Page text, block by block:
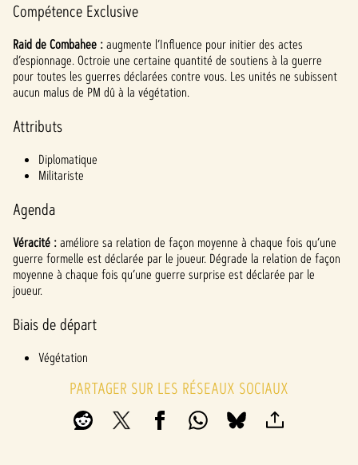
t
&
P
a
y
En
nt
sur
Jouer
accep
politi
Compétence Exclusive
Raid de Combahee :augmente l’Influence pour initier des actes
d’espionnage. Octroie une certaine quantité de soutiens à la guerre
pour toutes les guerres déclarées contre vous. Les unités ne subissent
aucun malus de PM dû à la végétation.
Attributs
Diplomatique
Militariste
Agenda
Véracité :améliore sa relation de façon moyenne à chaque fois qu’une
guerre formelle est déclarée par le joueur. Dégrade la relation de façon
moyenne à chaque fois qu’une guerre surprise est déclarée par le
joueur.
Biais de départ
Végétation
PARTAGER SUR LES RÉSEAUX SOCIAUX